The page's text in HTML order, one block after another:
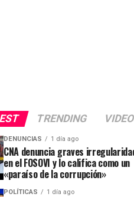
TRENDING
DENUNCIAS 1 día ago
CNA denuncia graves
en el FOSOVI y lo califica como un
«paraíso de la corrupción»
POLÍTICAS 1 día ago